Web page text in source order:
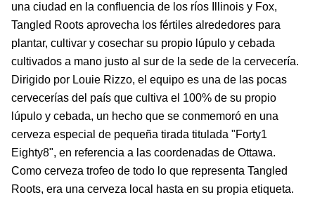
una ciudad en la confluencia de los ríos Illinois y Fox,
Tangled Roots aprovecha los fértiles alrededores para
plantar, cultivar y cosechar su propio lúpulo y cebada
cultivados a mano justo al sur de la sede de la cervecería.
Dirigido por Louie Rizzo, el equipo es una de las pocas
cervecerías del país que cultiva el 100% de su propio
lúpulo y cebada, un hecho que se conmemoró en una
cerveza especial de pequeña tirada titulada "Forty1
Eighty8", en referencia a las coordenadas de Ottawa.
Como cerveza trofeo de todo lo que representa Tangled
Roots, era una cerveza local hasta en su propia etiqueta.